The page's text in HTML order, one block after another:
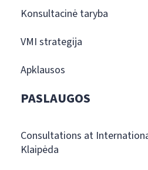
Konsultacinė taryba
VMI strategija
Apklausos
PASLAUGOS
Consultations at
Klaipėda